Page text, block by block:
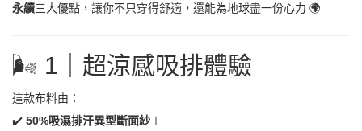
永續三大優點，讓你不只穿得舒適，還能為地球盡一份心力 🌍
🌬 ️ 1｜超涼感吸排體驗
這款布料由：
✔ 50%吸濕排汗異型斷面紗＋